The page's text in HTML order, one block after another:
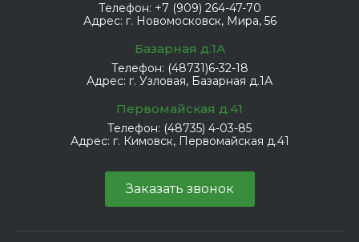
Телефон: +7 (909) 264-47-70
Адрес: г. Новомосковск, Мира, 56
Базарная д.1А
Телефон: (48731)6-32-18
Адрес: г. Узловая, Базарная д.1А
Первомайская д.41
Телефон: (48735) 4-03-85
Адрес: г. Кимовск, Первомайская д.41
Заказать звонок